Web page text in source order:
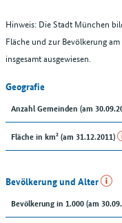
Hinweis: Die Stadt München
Fläche und zur Bevölkerung
insgesamt ausgewiesen.
Geografie
Anzahl Gemeinden (am
Fläche in km² (am 31.12.2011)
Bevölkerung und Alter
Bevölkerung in 1.000 (am